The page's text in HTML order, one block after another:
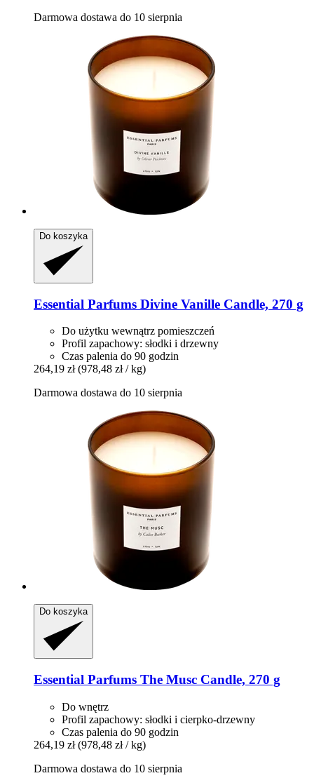
Darmowa dostawa do 10 sierpnia
Do koszyka
Essential Parfums Divine Vanille Candle, 270 g
Do użytku wewnątrz pomieszczeń
Profil zapachowy: słodki i drzewny
Czas palenia do 90 godzin
264,19 zł (978,48 zł / kg)
Darmowa dostawa do 10 sierpnia
Do koszyka
Essential Parfums The Musc Candle, 270 g
Do wnętrz
Profil zapachowy: słodki i cierpko-drzewny
Czas palenia do 90 godzin
264,19 zł (978,48 zł / kg)
Darmowa dostawa do 10 sierpnia